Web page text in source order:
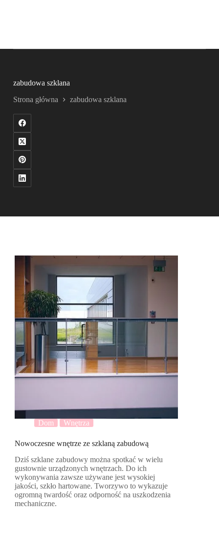
zabudowa szklana
Strona główna zabudowa szklana
Dom Wnętrza
Nowoczesne wnętrze ze szklaną zabudową
Dziś szklane zabudowy można spotkać w wielu
gustownie urządzonych wnętrzach. Do ich
wykonywania zawsze używane jest wysokiej
jakości, szkło hartowane. Tworzywo to wykazuje
ogromną twardość oraz odporność na uszkodzenia
mechaniczne.